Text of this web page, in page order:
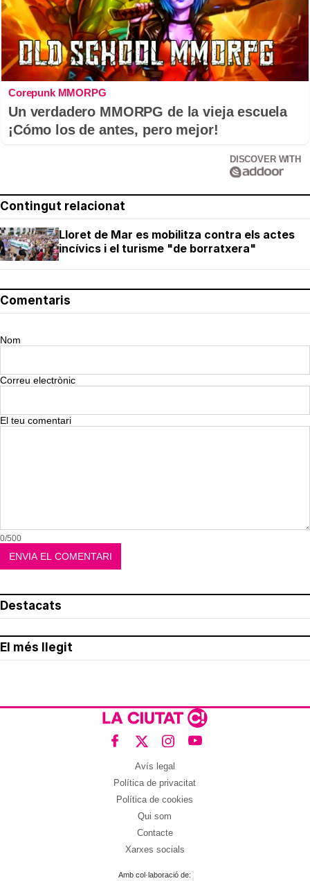
Corepunk MMORPG
Un verdadero MMORPG de la vieja escuela
¡Cómo los de antes, pero mejor!
DISCOVER WITH
Contingut relacionat
Lloret de Mar es mobilitza contra els actes
incívics i el turisme "de borratxera"
Comentaris
Nom
Correu electrònic
El teu comentari
0/500
Destacats
El més llegit
Avís legal
Política de privacitat
Política de cookies
Qui som
Contacte
Xarxes socials
Amb col·laboració de: